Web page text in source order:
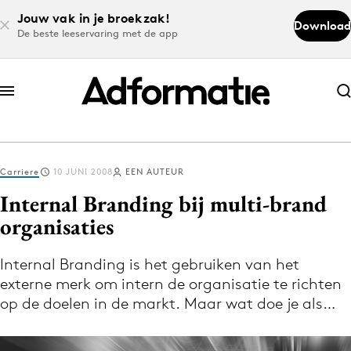
Jouw vak in je broekzak!
De beste leeservaring met de app
Download
Abonneer nu
Abonneer nu
Log in
Volg het laatste nieuws via de Adformatie
Nieuws app
Carriere 10 JUNI 2008 EEN AUTEUR
Internal Branding bij multi-brand
organisaties
Internal Branding is het gebruiken van het
externe merk om intern de organisatie te richten
op de doelen in de markt. Maar wat doe je als…